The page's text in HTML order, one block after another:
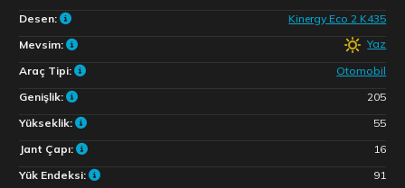
Desen:
Kinergy Eco 2 K435
Mevsim:
Yaz
Araç Tipi:
Otomobil
Genişlik:
205
Yükseklik:
55
Jant Çapı:
16
Yük Endeksi:
91